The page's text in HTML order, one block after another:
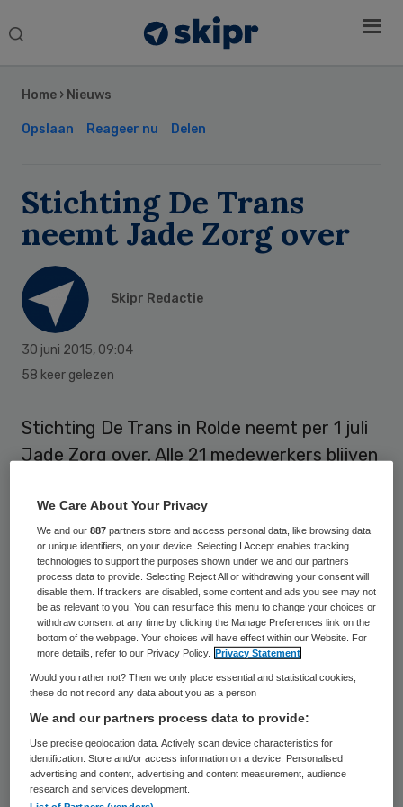
Search
Home › Nieuws
Opslaan Reageer nu Delen
Stichting De Trans
neemt Jade Zorg over
Skipr Redactie
30 juni 2015, 09:04
58 keer gelezen
Stichting De Trans in Rolde neemt per 1 juli
Jade Zorg over. Alle 21 medewerkers blijven
blijft op peil, zo laat een woordvoerder van
De Trans weten.
Het gaat om zorg voor mensen met een
licht verstandelijke beperking op drie
locaties: het Rolderthuis in Rolde (tien
plaatsen), Jadeborg in Veendam (veertien
plaatsen) en drie woonhuizen aan de
Zuidlaarderbrink in Emmen (twaalf
plaatsen).
Het personeel van Jade Zorg is in april
Sidebar
We Care About Your Privacy
We and our887 partners store and access personal data, like browsing data
or unique identifiers, on your device. Selecting I Accept enables tracking
technologies to support the purposes shown under we and our partners
process data to provide. Selecting Reject All or withdrawing your consent will
disable them. If trackers are disabled, some content and ads you see may not
be as relevant to you. You can resurface this menu to change your choices or
withdraw consent at any time by clicking the Manage Preferences link on the
bottom of the webpage. Your choices will have effect within our Website. For
more details, refer to our Privacy Policy.
Privacy Statement
Would you rather not? Then we only place essential and statistical cookies,
these do not record any data about you as a person
We and our partners process data to provide:
Use precise geolocation data. Actively scan device characteristics for
identification. Store and/or access information on a device. Personalised
advertising and content, advertising and content measurement, audience
research and services development.